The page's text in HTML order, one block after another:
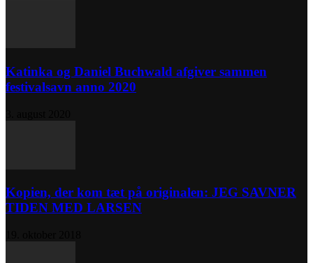
Katinka og Daniel Buchwald afgiver sammen
festivalsavn anno 2020
Kopien, der kom tæt på originalen: JEG SAVNER
TIDEN MED LARSEN